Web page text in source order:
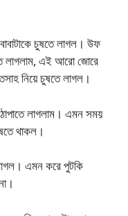
চুষতে লাগল। উফ
লাগলাম, এই আরো জোরে
নিয়ে চুষতে লাগল।
লাগলাম। এমন সময়
থাকল।
এমন করে পুটকি